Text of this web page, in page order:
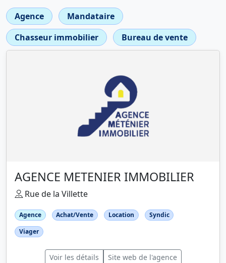
Agence
Mandataire
Chasseur immobilier
Bureau de vente
AGENCE METENIER IMMOBILIER
Rue de la Villette
Agence Achat/Vente Location
Syndic
Viager
Voir les détails Site web de l'agence